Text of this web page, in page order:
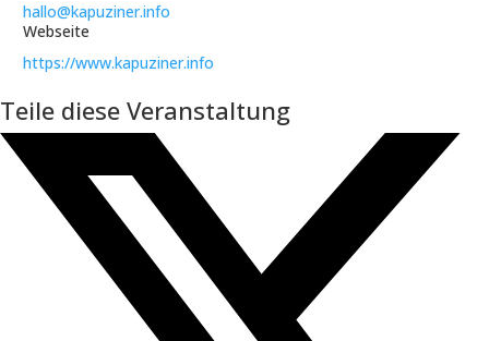
hallo@kapuziner.info
Webseite
https://www.kapuziner.info
Teile diese Veranstaltung